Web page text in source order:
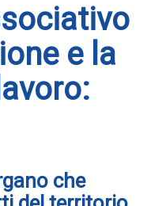
e la
che